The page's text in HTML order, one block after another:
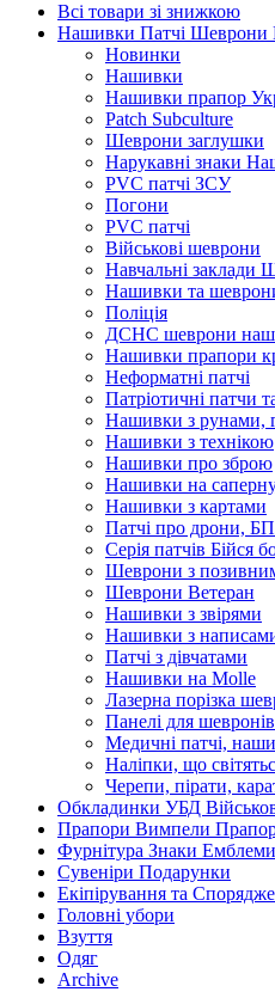
Всі товари зі знижкою
Нашивки Патчі Шеврони
Новинки
Нашивки
Нашивки прапор
Рatch Subculture
Шеврони заглушки
Нарукавні знаки
PVC патчі ЗСУ
Погони
PVC патчі
Військові шеврони
Навчальні заклади
Нашивки та
Поліція
ДСНС шеврони
Нашивки прапори
Неформатні патчі
Патріотичні патчи
Нашивки з рунами,
Нашивки з технікою
Нашивки про зброю
Нашивки на
Нашивки з картами
Патчі про дрони,
Серія патчів Бійся
Шеврони з
Шеврони Ветеран
Нашивки з звірями
Нашивки з
Патчі з дівчатами
Нашивки на Molle
Лазерна порізка
Панелі для
Медичні патчі,
Наліпки, що
Черепи, пірати,
Обкладинки УБД
Прапори Вимпели
Фурнітура Знаки Емблеми
Сувеніри Подарунки
Екіпірування та
Головні убори
Взуття
Одяг
Archive